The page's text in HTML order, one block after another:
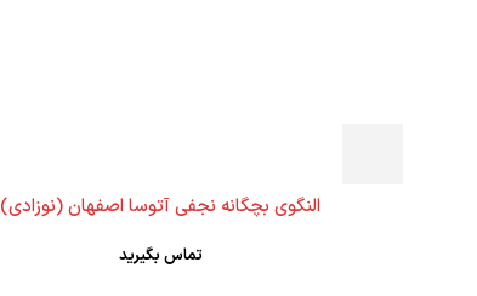
النگوی بچگانه نجفی آتوسا اصفهان (نوزادی)
تماس بگیرید